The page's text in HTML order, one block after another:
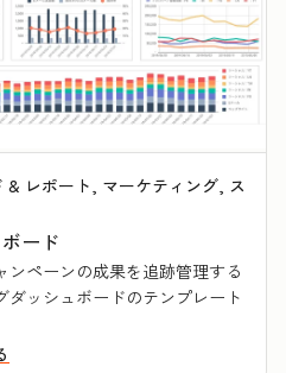
レポート, マーケティング, ス
ード
ンペーンの成果を追跡管理する
ダッシュボードのテンプレート